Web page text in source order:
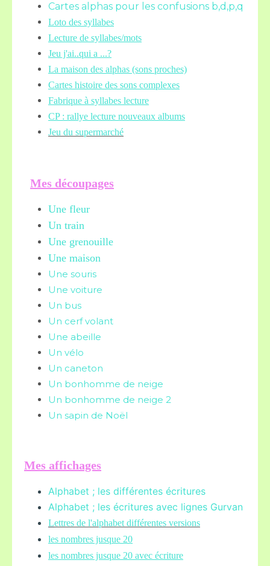
Cartes alphas pour les confusions b,d,p,q
Loto des syllabes
Lecture de syllabes/mots
Jeu j'ai..qui a ...?
La maison des alphas (sons proches)
Cartes histoire des sons complexes
Fabrique à syllabes lecture
CP : rallye lecture nouveaux albums
Jeu du supermarché
Mes découpages
Une fleur
Un train
Une grenouille
Une maison
Une souris
Une voiture
Un bus
Un cerf volant
Une abeille
Un vélo
Un caneton
Un bonhomme de neige
Un bonhomme de neige 2
Un sapin de Noël
Mes affichages
Alphabet ; les différentes écritures
Alphabet ; les écritures avec lignes Gurvan
Lettres de l'alphabet différentes versions
les nombres jusque 20
les nombres jusque 20 avec écriture